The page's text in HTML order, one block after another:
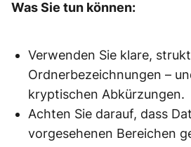
Was Sie tun können:
Verwenden Sie klare,
Ordnerbezeichnungen –
kryptischen Abkürzungen.
Achten Sie darauf, dass
vorgesehenen Bereichen